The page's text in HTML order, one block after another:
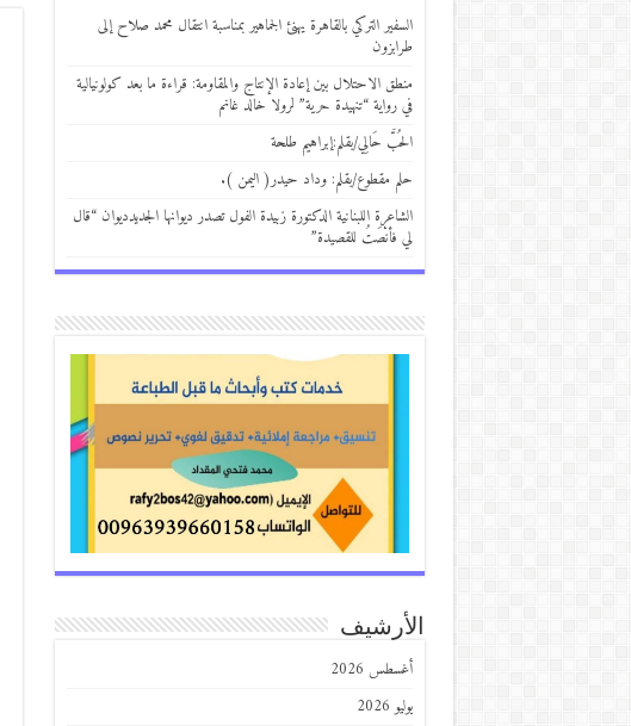
السفير التركي بالقاهرة يهنئ الجماهير بمناسبة انتقال محمد صلاح إلى
طرابزون
منطق الاحتلال بين إعادة الإنتاج والمقاومة: قراءة ما بعد كولونيالية
في رواية “تنهيدة حرية” لرولا خالد غانم
الحُبَّ حَالِي/بقلم:إبراهيم طلحة
حلم مقطوع/بقلم: وداد حيدر( اليمن ).
الشاعرة اللبنانية الدكتورة زبيدة الفول تصدر ديوانها الجديدديوان “قال
لي فأنْصَتُ للقصيدة”
الأرشيف
أغسطس 2026
يوليو 2026